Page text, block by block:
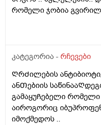
რომელი ჯობია
კატეგორია - რჩევები
ᲦრᲫილების
ანᲗებიის
გამაყუᲩებელი
აიროგორიც
იმოქმედოს ..